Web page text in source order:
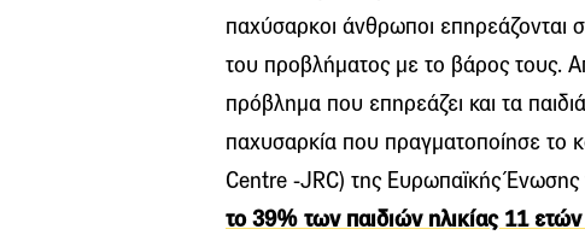
παχύσαρκοι άνθρωποι επηρεάζονται
του προβλήματος με το βάρος τους.
πρόβλημα που επηρεάζει και τα
παχυσαρκία που πραγματοποίησε το
Centre -JRC) της Ευρωπαϊκής Ένωσης
το 39% των παιδιών ηλικίας 11